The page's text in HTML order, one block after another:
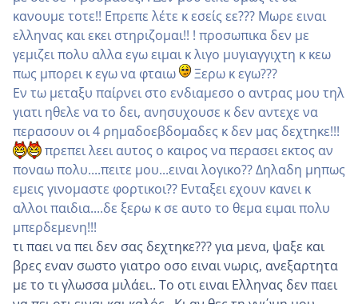
κανουμε τοτε!! Επρεπε λέτε κ εσείς εε??? Μωρε ειναι
ελληνας και εκει στηριζομαι!! ! προσωπικα δεν με
γεμιζει πολυ αλλα εγω ειμαι κ λιγο μυγιαγγιχτη κ κεω
πως μπορει κ εγω να φταιω
Ξερω κ εγω???
Εν τω μεταξυ παίρνει στο ενδιαμεσο ο αντρας μου τηλ
γιατι ηθελε να το δει, ανησυχουσε κ δεν αντεχε να
περασουν οι 4 ρημαδοεβδομαδες κ δεν μας δεχτηκε!!!
πρεπει λεει αυτος ο καιρος να περασει εκτος αν
ποναω πολυ....πειτε μου...ειναι λογικο?? Δηλαδη μηπως
εμεις γινομαστε φορτικοι?? Ενταξει εχουν κανει κ
αλλοι παιδια....δε ξερω κ σε αυτο το θεμα ειμαι πολυ
μπερδεμενη!!!
τι παει να πει δεν σας δεχτηκε??? για μενα, ψαξε και
βρες εναν σωστο γιατρο οσο ειναι νωρις, ανεξαρτητα
με το τι γλωσσα μιλάει.. Το οτι ειναι Ελληνας δεν παει